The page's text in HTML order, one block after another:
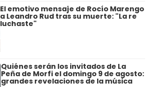
El emotivo mensaje de Rocío Marengo
a Leandro Rud tras su muerte: "La re
luchaste"
Quiénes serán los invitados de La
Peña de Morfi el domingo 9 de agosto:
grandes revelaciones de la música